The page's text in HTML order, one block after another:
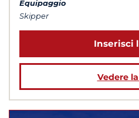
Equipaggio
Skipper
Inserisci
Vedere